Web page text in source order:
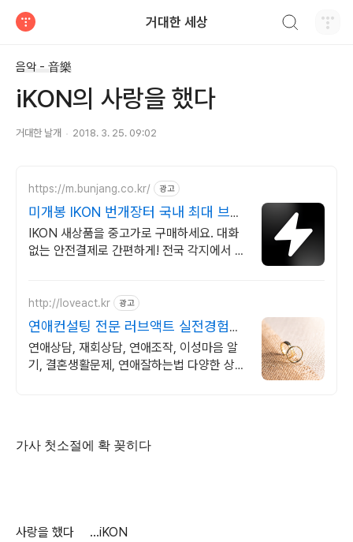
거대한 세상
음악 - 音樂
iKON의 사랑을 했다
거대한 날개 2018. 3. 25. 09:02
https://m.bunjang.co.kr/ 광고
미개봉 IKON 번개장터 국내 최대 브랜
드 중고거래
IKON 새상품을 중고가로 구매하세요. 대화
없는 안전결제로 간편하게! 전국 각지에서 올
http://loveact.kr 광고
연애컨설팅 전문 러브액트 실전경험이
가장 많은 업체
연애상담, 재회상담, 연애조작, 이성마음 알
기, 결혼생활문제, 연애잘하는법 다양한 상황
가사 첫소절에 확 꽂히다
사랑을 했다 ...iKON